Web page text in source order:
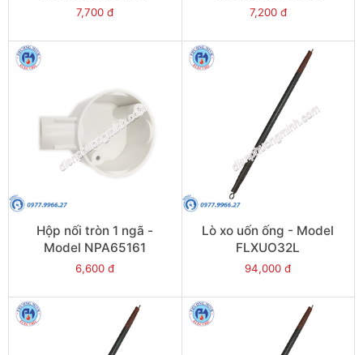
7,700 đ 7,200 đ
Hộp nối tròn 1 ngã -
Model NPA65161
6,600 đ
Lò xo uốn ống - Model
FLXUO32L
94,000 đ